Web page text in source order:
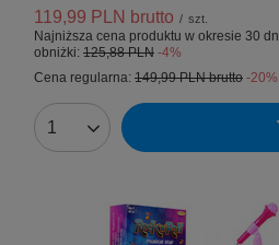
119,99 PLN brutto / szt.
Najniższa cena produktu w okresie 30
obniżki: 125,88 PLN -4%
Cena regularna: 149,99 PLNbrutto -20%